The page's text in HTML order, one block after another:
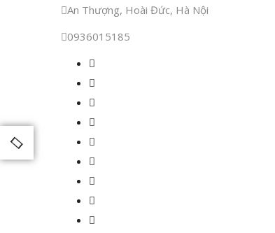
An Thượng, Hoài Đức, Hà Nội
0936015185